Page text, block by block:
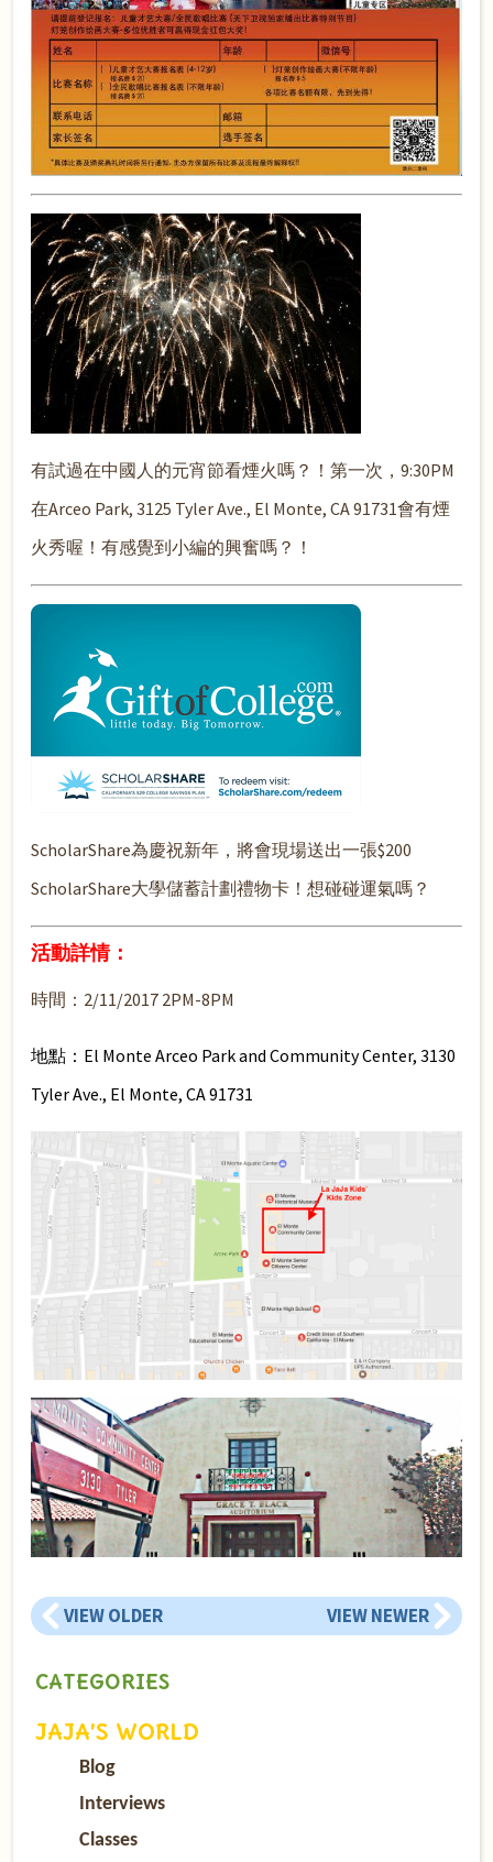
有試過在中國人的元宵節看煙火嗎？！第一次，9:30PM
在Arceo Park, 3125 Tyler Ave., El Monte, CA 91731會有煙
火秀喔！有感覺到小編的興奮嗎？！
ScholarShare為慶祝新年，將會現場送出一張$200
ScholarShare大學儲蓄計劃禮物卡！想碰碰運氣嗎？
活動詳情：
時間：2/11/2017 2PM-8PM
地點：El Monte Arceo Park and Community Center, 3130
Tyler Ave., El Monte, CA 91731
VIEW OLDER VIEW NEWER
CATEGORIES
JAJA’S WORLD
Blog
Interviews
Classes